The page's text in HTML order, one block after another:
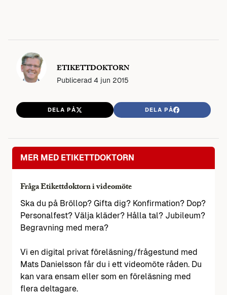
ETIKETTDOKTORN
Publicerad 4 jun 2015
DELA PÅ DELA PÅ
MER MED ETIKETTDOKTORN
Fråga Etikettdoktorn i videomöte
Ska du på Bröllop? Gifta dig? Konfirmation? Dop?
Personalfest? Välja kläder? Hålla tal? Jubileum?
Begravning med mera?
Vi en digital privat föreläsning/frågestund med
Mats Danielsson får du i ett videomöte råden. Du
kan vara ensam eller som en föreläsning med
flera deltagare.